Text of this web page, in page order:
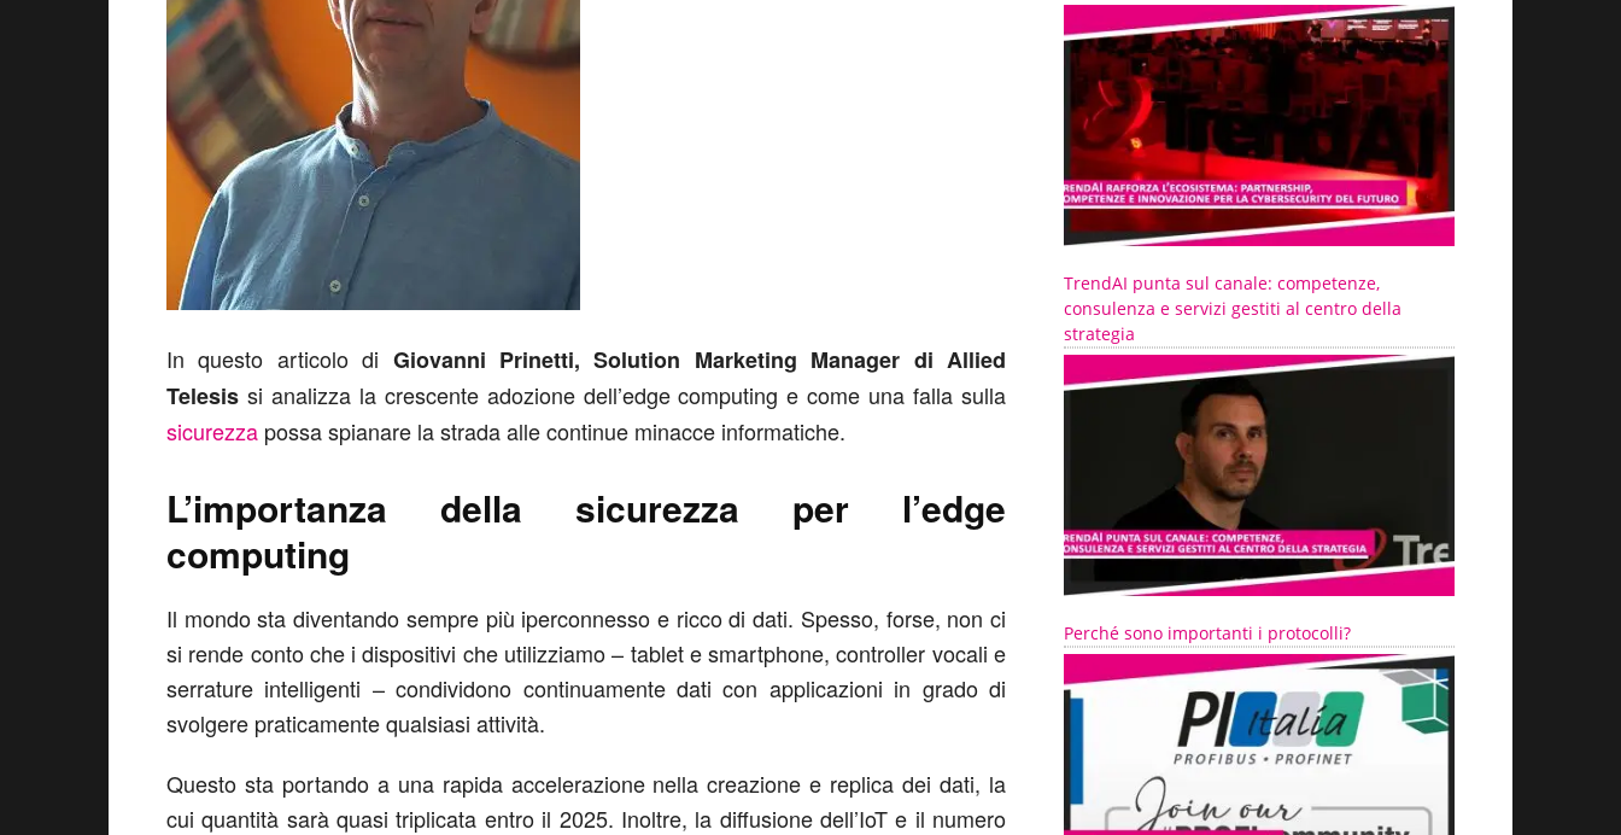
In questo articolo di Giovanni Prinetti, Solution Marketing Manager di Allied
Telesis si analizza la crescente adozione dell’edge computing e come una falla sulla
sicurezza possa spianare la strada alle continue minacce informatiche.
L’importanza della sicurezza per l’edge
computing
Il mondo sta diventando sempre più iperconnesso e ricco di dati. Spesso, forse, non ci
si rende conto che i dispositivi che utilizziamo – tablet e smartphone, controller vocali e
serrature intelligenti – condividono continuamente dati con applicazioni in grado di
svolgere praticamente qualsiasi attività.
Questo sta portando a una rapida accelerazione nella creazione e replica dei dati, la
cui quantità sarà quasi triplicata entro il 2025. Inoltre, la diffusione dell’IoT e il numero
TrendAI punta sul canale: competenze,
consulenza e servizi gestiti al centro della
strategia
Perché sono importanti i protocolli?